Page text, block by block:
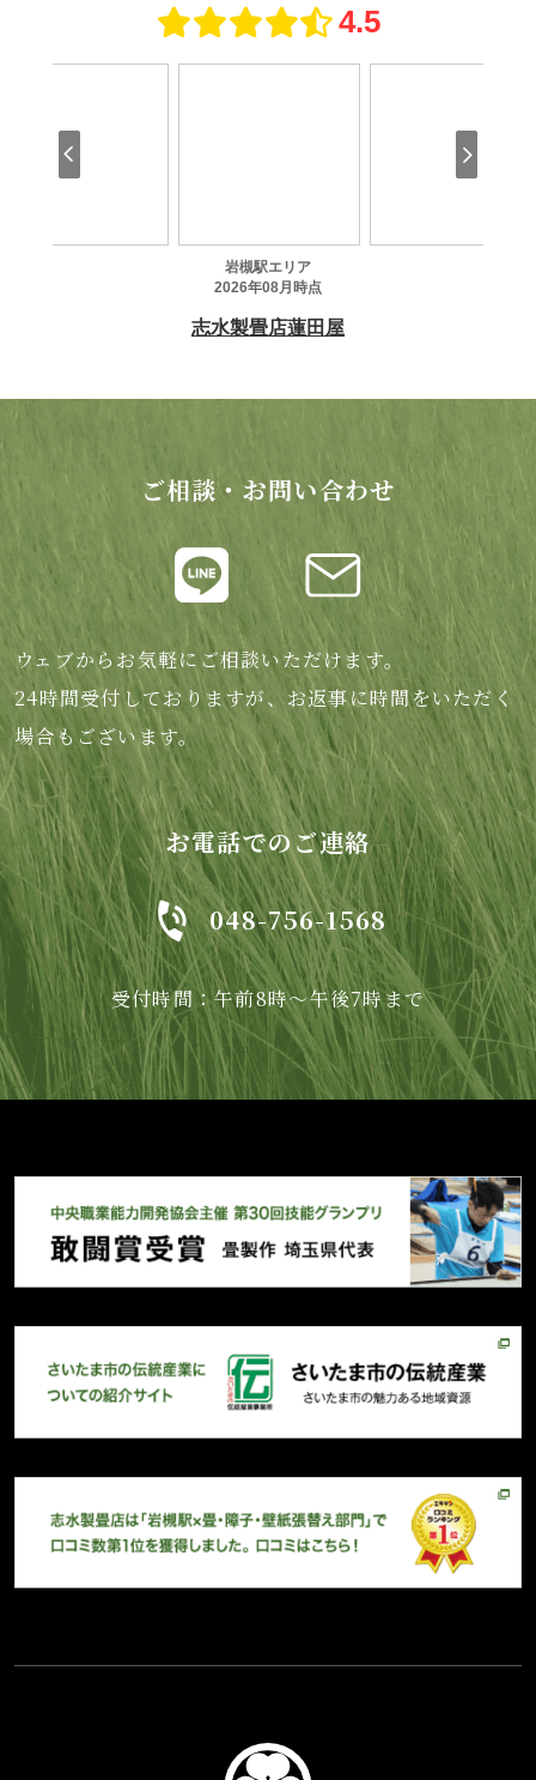
ご相談・お問い合わせ
ウェブからお気軽にご相談いただけます。
24時間受付しておりますが、お返事に時間をいただく
場合もございます。
お電話でのご連絡
048-756-1568
受付時間：午前8時～午後7時まで